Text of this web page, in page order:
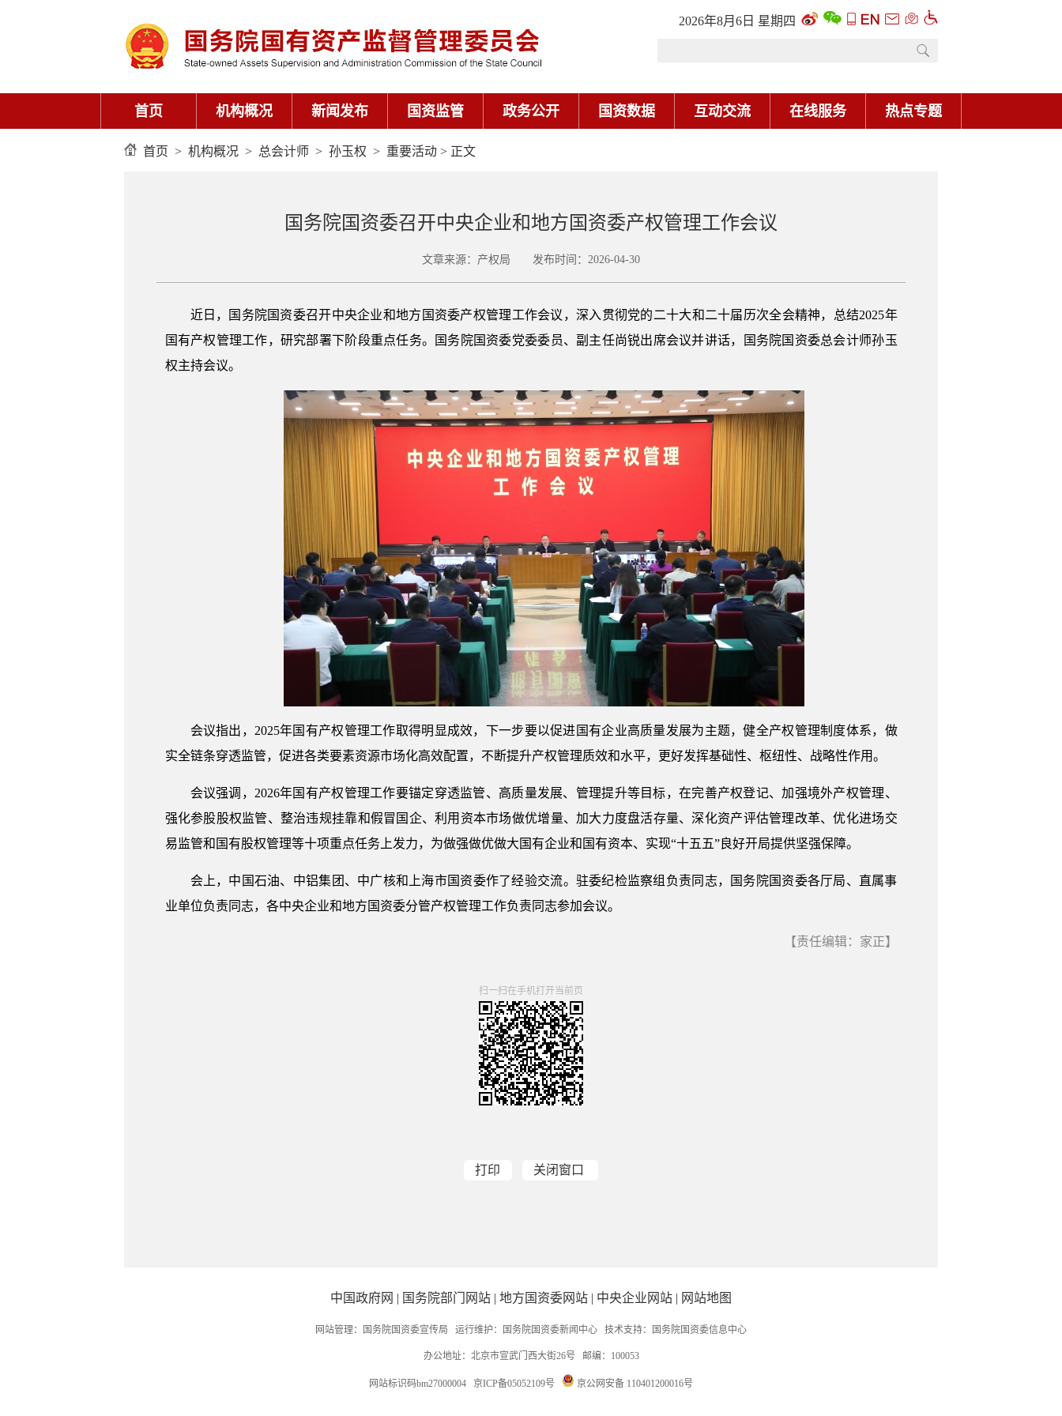
2026年8月6日 星期四
首页 机构概况 新闻发布 国资监管 政务公开 国资数据 互动交流 在线服务 热点专题
首页 > 机构概况 > 总会计师 > 孙玉权 > 重要活动 > 正文
国务院国资委召开中央企业和地方国资委产权管理工作会议
文章来源：产权局 发布时间：2026-04-30
近日，国务院国资委召开中央企业和地方国资委产权管理工作会议，深入贯彻党的二十大和二十届历次全会精神，总结2025年
国有产权管理工作，研究部署下阶段重点任务。国务院国资委党委委员、副主任尚锐出席会议并讲话，国务院国资委总会计师孙玉
权主持会议。
会议指出，2025年国有产权管理工作取得明显成效，下一步要以促进国有企业高质量发展为主题，健全产权管理制度体系，做
实全链条穿透监管，促进各类要素资源市场化高效配置，不断提升产权管理质效和水平，更好发挥基础性、枢纽性、战略性作用。
会议强调，2026年国有产权管理工作要锚定穿透监管、高质量发展、管理提升等目标，在完善产权登记、加强境外产权管理、
强化参股股权监管、整治违规挂靠和假冒国企、利用资本市场做优增量、加大力度盘活存量、深化资产评估管理改革、优化进场交
易监管和国有股权管理等十项重点任务上发力，为做强做优做大国有企业和国有资本、实现“十五五”良好开局提供坚强保障。
会上，中国石油、中铝集团、中广核和上海市国资委作了经验交流。驻委纪检监察组负责同志，国务院国资委各厅局、直属事
业单位负责同志，各中央企业和地方国资委分管产权管理工作负责同志参加会议。
【责任编辑：家正】
扫一扫在手机打开当前页
打印 关闭窗口